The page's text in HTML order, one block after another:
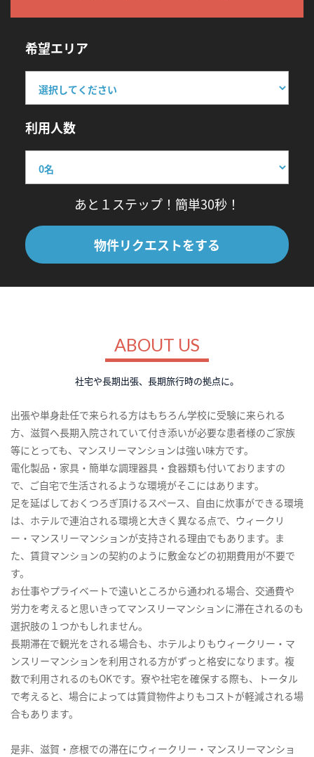
希望エリア
利用人数
あと１ステップ！簡単30秒！
物件リクエストをする
ABOUT US
社宅や長期出張、長期旅行時の拠点に。
出張や単身赴任で来られる方はもちろん学校に受験に来られる
方、滋賀へ長期入院されていて付き添いが必要な患者様のご家族
等にとっても、マンスリーマンションは強い味方です。
電化製品・家具・簡単な調理器具・食器類も付いておりますの
で、ご自宅で生活されるような環境がそこにはあります。
足を延ばしておくつろぎ頂けるスペース、自由に炊事ができる環境
は、ホテルで連泊される環境と大きく異なる点で、ウィークリ
ー・マンスリーマンションが支持される理由でもあります。ま
た、賃貸マンションの契約のように敷金などの初期費用が不要で
す。
お仕事やプライベートで遠いところから通われる場合、交通費や
労力を考えると思いきってマンスリーマンションに滞在されるのも
選択肢の１つかもしれません。
長期滞在で観光をされる場合も、ホテルよりもウィークリー・マ
ンスリーマンションを利用される方がずっと格安になります。複
数で利用されるのもOKです。寮や社宅を確保する際も、トータル
で考えると、場合によっては賃貸物件よりもコストが軽減される場
合もあります。
是非、滋賀・彦根での滞在にウィークリー・マンスリーマンショ